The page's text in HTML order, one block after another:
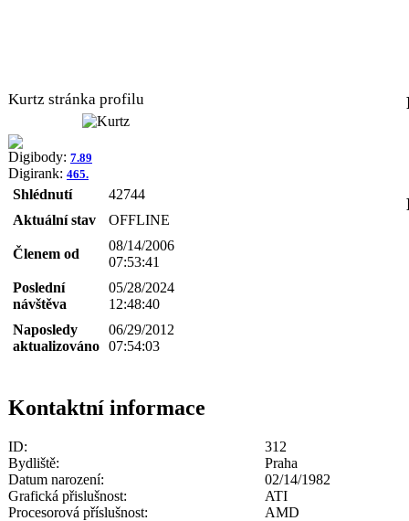
Kurtz stránka profilu
Digibody: 7.89
Digirank: 465.
Shlédnutí
42744
Aktuální stav
OFFLINE
Členem od
08/14/2006
07:53:41
Poslední
návštěva
05/28/2024
12:48:40
Naposledy
aktualizováno
06/29/2012
07:54:03
Kontaktní informace
ID:
312
Bydliště:
Praha
Datum narození:
02/14/1982
Grafická přislušnost:
ATI
Procesorová příslušnost:
AMD